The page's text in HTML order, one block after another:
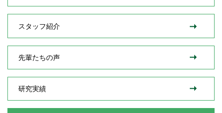
スタッフ紹介
先輩たちの声
研究実績